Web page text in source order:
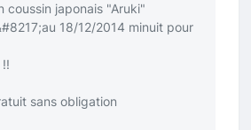
coussin japonais "Aruki"
18/12/2014 minuit pour
sans obligation